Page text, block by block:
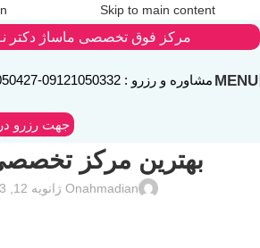
Skip to main content
مرکز فوق تخصصی ماساژ دکتر
MENU مشاوره و رزرو :09121050332
-
جهت رزرو در
بهترین مرکز
ahmadianOn ژانویه 12, 2023